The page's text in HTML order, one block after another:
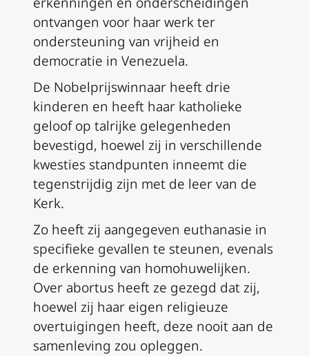
ontvangen voor haar werk ter
ondersteuning van vrijheid en
democratie in Venezuela.
De Nobelprijswinnaar heeft drie
kinderen en heeft haar katholieke
geloof op talrijke gelegenheden
bevestigd, hoewel zij in verschillende
kwesties standpunten inneemt die
tegenstrijdig zijn met de leer van de
Kerk.
Zo heeft zij aangegeven euthanasie in
specifieke gevallen te steunen, evenals
de erkenning van homohuwelijken.
Over abortus heeft ze gezegd dat zij,
hoewel zij haar eigen religieuze
overtuigingen heeft, deze nooit aan de
samenleving zou opleggen.